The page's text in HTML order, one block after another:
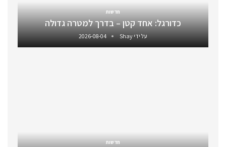
חדשות
כדורגל: אחד קטן – בדרך למטרה גדולה
על ידיShay
2026-08-04
חדשות